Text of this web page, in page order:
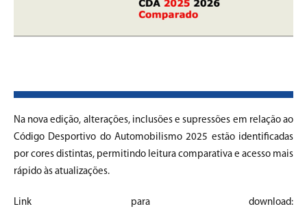
Na nova edição, alterações, inclusões e supressões em relação ao
Código Desportivo do Automobilismo 2025 estão identificadas
por cores distintas, permitindo leitura comparativa e acesso mais
rápido às atualizações.
Link para download: